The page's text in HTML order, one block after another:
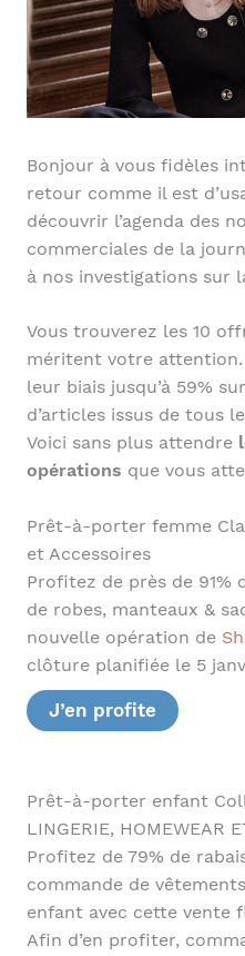
Bonjour à vous fidèles
retour comme il est
découvrir l’agenda des
commerciales de la
à nos investigations sur
Vous trouverez les 10
méritent votre attention.
leur biais jusqu’à 59%
d’articles issus de tous
Voici sans plus attendre
opérations que vous
Prêt-à-porter femme
et Accessoires
Profitez de près de 91%
de robes, manteaux &
nouvelle opération de
clôture planifiée le 5
J’en profite
Prêt-à-porter enfant
LINGERIE, HOMEWEAR
Profitez de 79% de
commande de
enfant avec cette vente
Afin d’en profiter,